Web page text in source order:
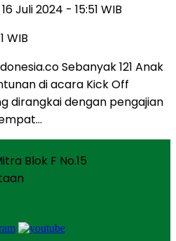
Juli 2024 - 15:51 WIB
WIB
Sebanyak 121 Anak
di acara Kick Off
dirangkai dengan pengajian
Blok F No.15